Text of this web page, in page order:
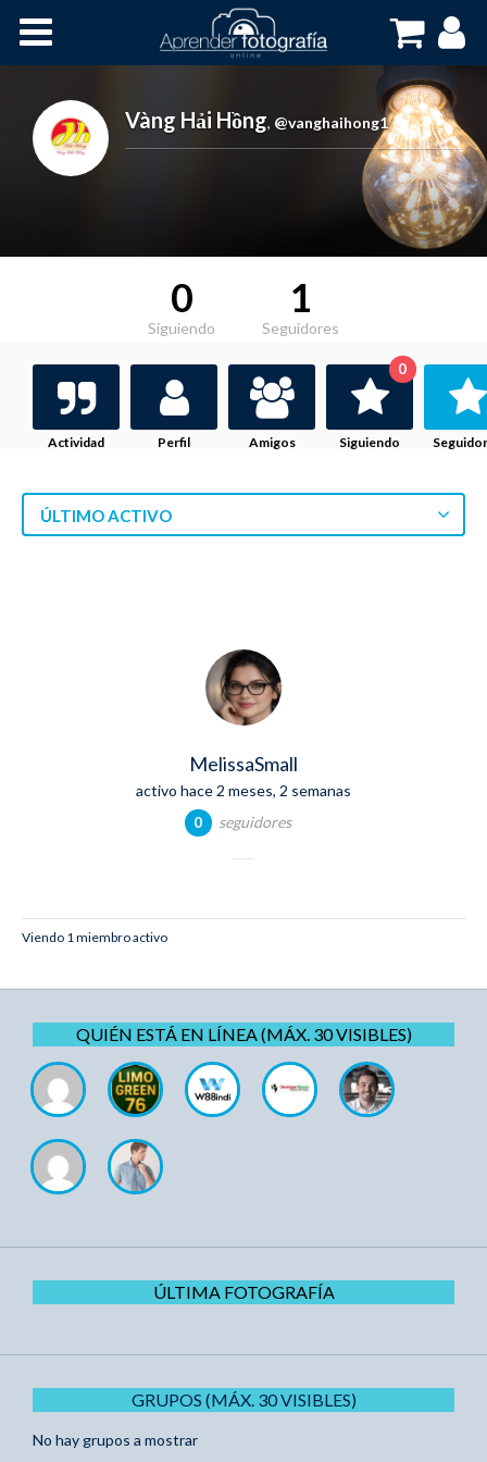
Cursos OnLine
Vàng Hải Hồng, @vanghaihong1
0
Siguiendo
1
Seguidores
Actividad Perfil Amigos Siguiendo
0
ÚLTIMO ACTIVO
MelissaSmall
activo hace 2 meses, 2 semanas
0 seguidores
Viendo 1 miembro activo
QUIÉN ESTÁ EN LÍNEA (MÁX. 30 VISIBLES)
ÚLTIMA FOTOGRAFÍA
GRUPOS (MÁX. 30 VISIBLES)
No hay grupos a mostrar